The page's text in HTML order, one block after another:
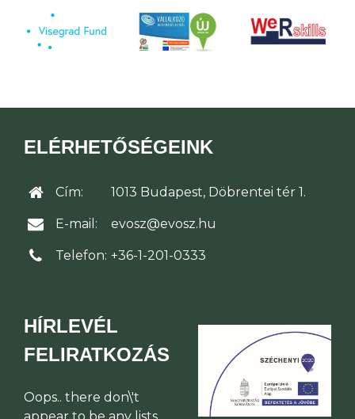
ELÉRHETŐSÉGEINK
Cím: 1013 Budapest, Döbrentei tér 1.
E-mail: evosz@evosz.hu
Telefon: +36-1-201-0333
HÍRLEVÉL
FELIRATKOZÁS
Oops.. there don\'t
appear to be any lists